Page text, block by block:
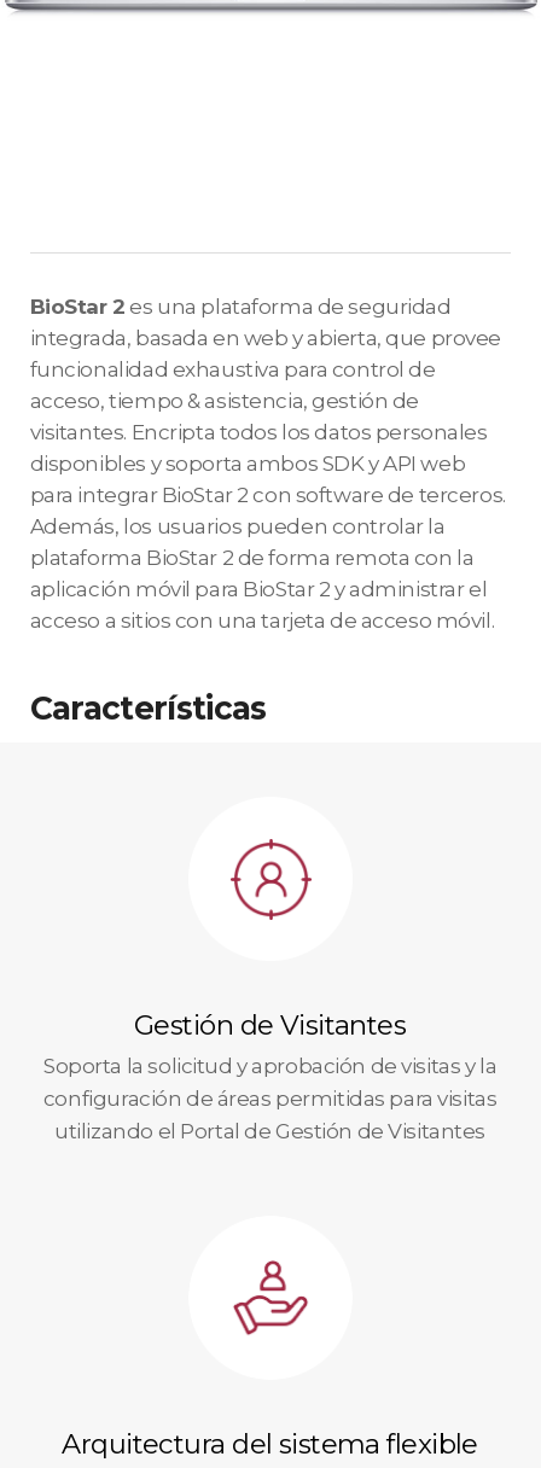
BioStar 2 es una plataforma de seguridad
integrada, basada en web y abierta, que provee
funcionalidad exhaustiva para control de
acceso, tiempo & asistencia, gestión de
visitantes. Encripta todos los datos personales
disponibles y soporta ambos SDK y API web
para integrar BioStar 2 con software de terceros.
Además, los usuarios pueden controlar la
plataforma BioStar 2 de forma remota con la
aplicación móvil para BioStar 2 y administrar el
acceso a sitios con una tarjeta de acceso móvil.
Características
Gestión de Visitantes
Soporta la solicitud y aprobación de visitas y la
configuración de áreas permitidas para visitas
utilizando el Portal de Gestión de Visitantes
Arquitectura del sistema flexible